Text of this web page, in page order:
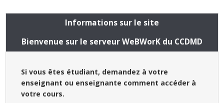
Informations sur le site
Bienvenue sur le serveur WeBWorK du CCDMD
Si vous êtes étudiant, demandez à votre
enseignant ou enseignante comment accéder à
votre cours.